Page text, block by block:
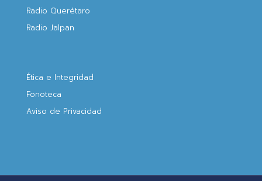
Radio Querétaro
Radio Jalpan
Ética e Integridad
Fonoteca
Aviso de Privacidad